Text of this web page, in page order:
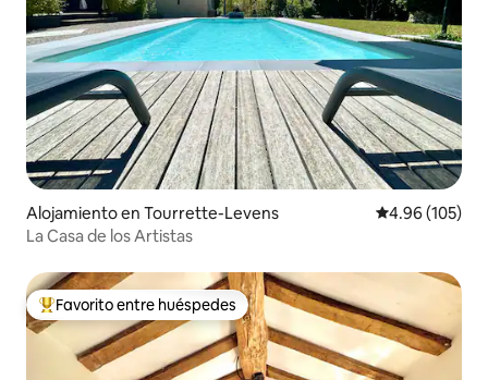
Alojamiento en Tourrette-Levens Calificación
4.96 (105)
La Casa de los Artistas
Favorito entre huéspedes preferido
Favorito entre huéspedes